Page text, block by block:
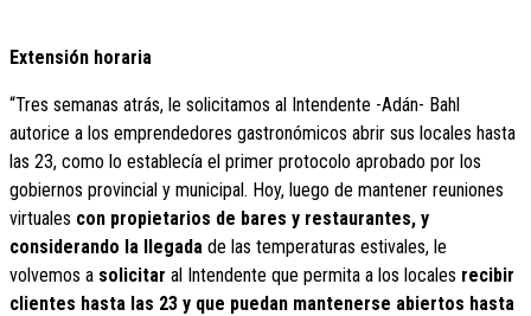
Extensión horaria
“Tres semanas atrás, le solicitamos al Intendente -Adán- Bahl
autorice a los emprendedores gastronómicos abrir sus locales hasta
las 23, como lo establecía el primer protocolo aprobado por los
gobiernos provincial y municipal. Hoy, luego de mantener reuniones
virtuales con propietarios de bares y restaurantes, y
considerando la llegada de las temperaturas estivales, le
volvemos a solicitar al Intendente que permita a los locales recibir
clientes hasta las 23 y que puedan mantenerse abiertos hasta